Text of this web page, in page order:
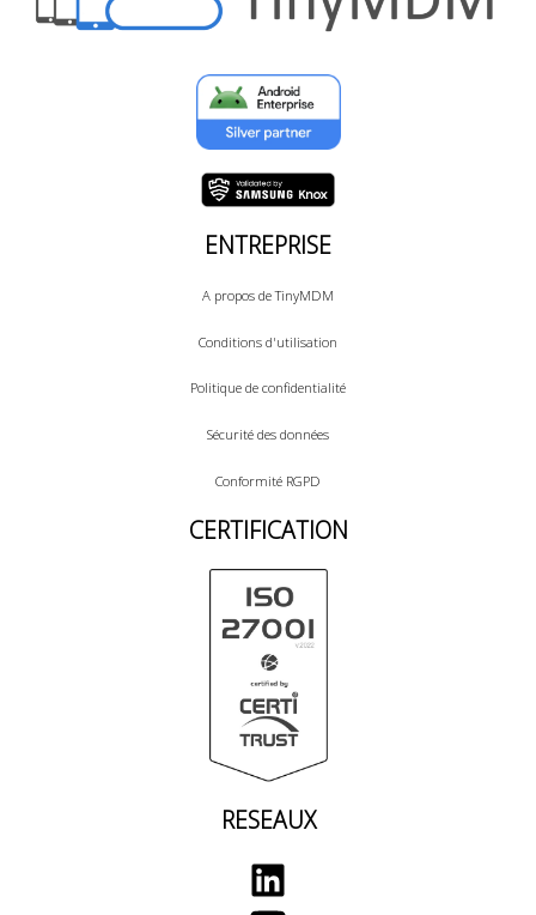
ENTREPRISE
A propos de TinyMDM
Conditions d'utilisation
Politique de confidentialité
Sécurité des données
Conformité RGPD
CERTIFICATION
RESEAUX
LinkedIn